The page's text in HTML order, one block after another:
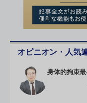
オピニオン・人気
身体的拘束